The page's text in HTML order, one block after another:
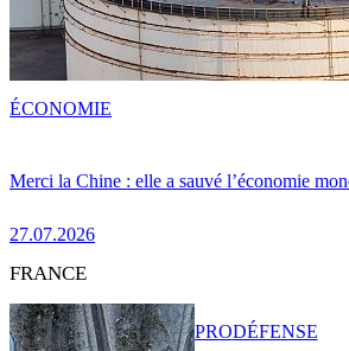
Merci la Chine : elle a sauvé l’économie
27.07.2026
ÉCONOMIE
FRANCE
PRODÉFENSE